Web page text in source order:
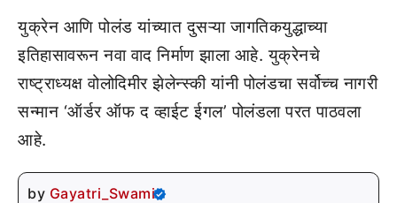
युक्रेन आणि पोलंड यांच्यात दुसऱ्या जागतिकयुद्धाच्या
इतिहासावरून नवा वाद निर्माण झाला आहे. युक्रेनचे
राष्ट्राध्यक्ष वोलोदिमीर झेलेन्स्की यांनी पोलंडचा सर्वोच्च नागरी
सन्मान ‘ऑर्डर ऑफ द व्हाईट ईगल’ पोलंडला परत पाठवला
आहे.
by Gayatri_Swami